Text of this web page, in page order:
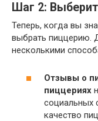
Шаг 2:
Теперь, когда вы
выбрать пиццерию.
несколькими
Отзывы о
пиццериях
социальных
качество